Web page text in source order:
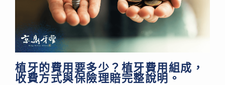
植牙的費用要多少？植牙費用組成，
收費方式與保險理賠完整說明。